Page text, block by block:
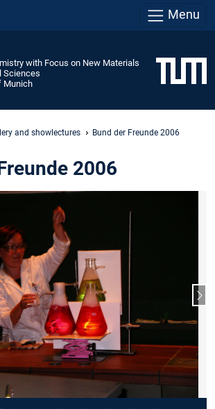
Menu
with Focus on New Materials
Sciences
Munich
and showlectures Bund der Freunde 2006
2006